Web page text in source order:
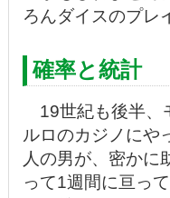
ろんダイスのプレ
確率と統計
19世紀も後半、
ルロのカジノにや
人の男が、密かに
って1週間に亘っ